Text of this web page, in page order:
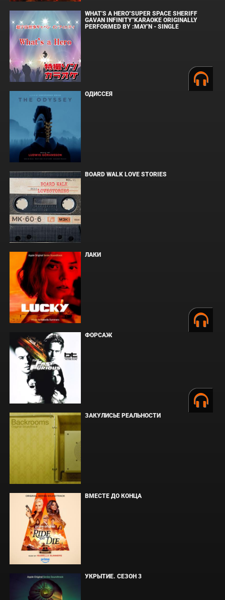
WHAT'S A HERO"SUPER SPACE SHERIFF
GAVAN INFINITY"KARAOKE ORIGINALLY
PERFORMED BY :MAY'N - SINGLE
ОДИССЕЯ
BOARD WALK LOVE STORIES
ЛАКИ
ФОРСАЖ
ЗАКУЛИСЬЕ РЕАЛЬНОСТИ
ВМЕСТЕ ДО КОНЦА
УКРЫТИЕ. СЕЗОН 3